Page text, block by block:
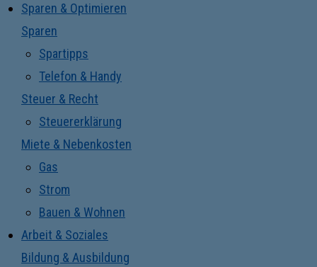
Sparen & Optimieren
Sparen
Spartipps
Telefon & Handy
Steuer & Recht
Steuererklärung
Miete & Nebenkosten
Gas
Strom
Bauen & Wohnen
Arbeit & Soziales
Bildung & Ausbildung